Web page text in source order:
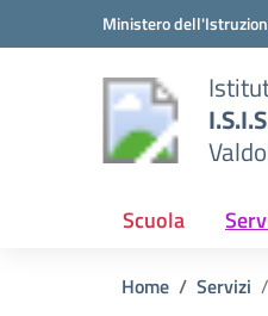
Vai ai contenuti
Vai al menu di navigazione
Ministero
Scuola
Home Servizi